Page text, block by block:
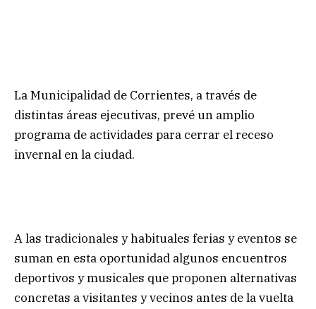
La Municipalidad de Corrientes, a través de
distintas áreas ejecutivas, prevé un amplio
programa de actividades para cerrar el receso
invernal en la ciudad.
A las tradicionales y habituales ferias y eventos se
suman en esta oportunidad algunos encuentros
deportivos y musicales que proponen alternativas
concretas a visitantes y vecinos antes de la vuelta